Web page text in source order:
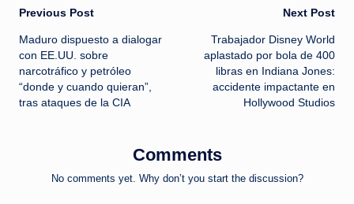
Post
navigation
Previous Post
Maduro dispuesto a dialogar
con EE.UU. sobre
narcotráfico y petróleo
“donde y cuando quieran”,
tras ataques de la CIA
Next Post
Trabajador Disney World
aplastado por bola de 400
libras en Indiana Jones:
accidente impactante en
Hollywood Studios
Comments
No comments yet. Why don’t you start the discussion?